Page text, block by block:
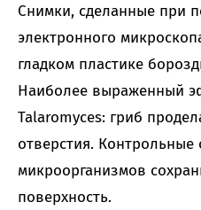
Снимки, сделанные при
электронного
гладком пластике
Наиболее выраженный
Talaromyces: гриб
отверстия. Контрольные
микроорганизмов
поверхность.